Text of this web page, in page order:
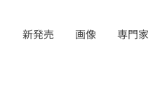
新発売 画像 専門家